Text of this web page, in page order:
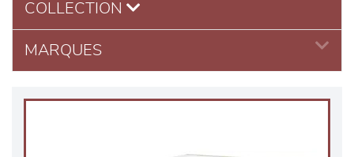
COLLECTION
MARQUES